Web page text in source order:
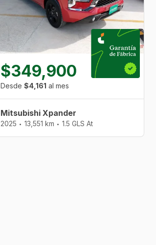
$349,900
Desde$4,161 al mes
Mitsubishi Xpander
2025 • 13,551 km • 1.5 GLS At